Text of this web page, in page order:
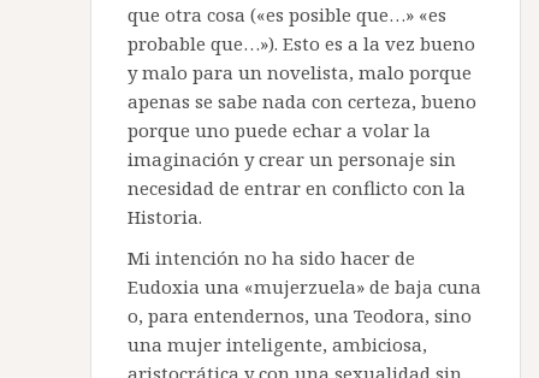
que otra cosa («es posible que…» «es
probable que…»). Esto es a la vez bueno
y malo para un novelista, malo porque
apenas se sabe nada con certeza, bueno
porque uno puede echar a volar la
imaginación y crear un personaje sin
necesidad de entrar en conflicto con la
Historia.
Mi intención no ha sido hacer de
Eudoxia una «mujerzuela» de baja cuna
o, para entendernos, una Teodora, sino
una mujer inteligente, ambiciosa,